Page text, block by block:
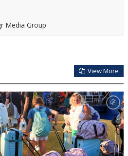
Media Group
View More